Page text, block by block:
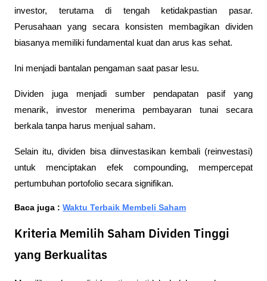
investor, terutama di tengah ketidakpastian pasar.
Perusahaan yang secara konsisten membagikan dividen
biasanya memiliki fundamental kuat dan arus kas sehat.
Ini menjadi bantalan pengaman saat pasar lesu.
Dividen juga menjadi sumber pendapatan pasif yang
menarik, investor menerima pembayaran tunai secara
berkala tanpa harus menjual saham.
Selain itu, dividen bisa diinvestasikan kembali (reinvestasi)
untuk menciptakan efek compounding, mempercepat
pertumbuhan portofolio secara signifikan.
Baca juga : Waktu Terbaik Membeli Saham
Kriteria Memilih Saham Dividen Tinggi
yang Berkualitas